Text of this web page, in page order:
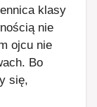
klasy
nie
ojcu nie
Bo
się,